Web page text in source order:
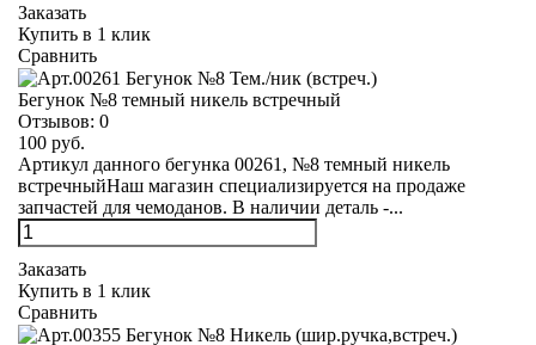
Заказать
Купить в 1 клик
Сравнить
Бегунок №8 темный никель встречный
Отзывов: 0
100 руб.
Артикул данного бегунка 00261, №8 темный никель
встречныйНаш магазин специализируется на продаже
запчастей для чемоданов. В наличии деталь -...
Заказать
Купить в 1 клик
Сравнить